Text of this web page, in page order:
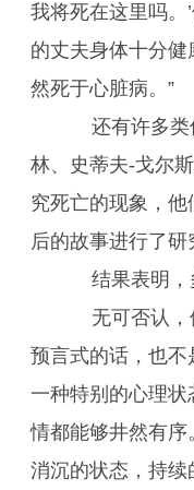
我将死在这里吗。
的丈夫身体十分
然死于心脏病。”
还有许多类
林、史蒂夫-戈尔
究死亡的现象，
后的故事进行了研
结果表明，多
无可否认，
预言式的话，也
一种特别的心理
情都能够井然有
消沉的状态，持